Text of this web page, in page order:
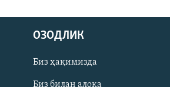
ОЗОДЛИК
Биз ҳақимизда
Биз билан алоқа